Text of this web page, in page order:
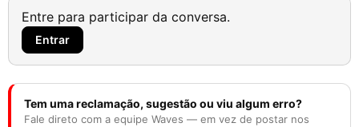
Entre para participar da conversa.
Entrar
Tem uma reclamação, sugestão ou viu algum erro?
Fale direto com a equipe Waves — em vez de postar nos